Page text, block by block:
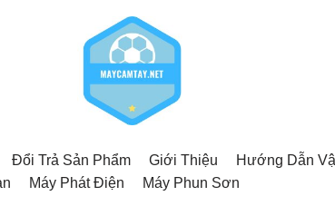
Đổi Trả Sản Phẩm Giới Thiệu Hướng Dẫn
Máy Phát Điện Máy Phun Sơn